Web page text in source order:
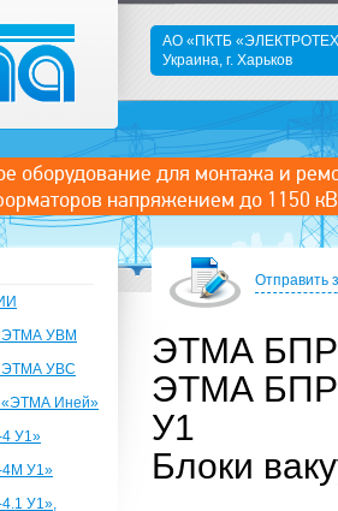
оборудование для монтажа и
напряжением до 1150 кВ
АО «ПКТБ
Украина, г. Харьков
Отправить
ЭТМА
ЭТМА
У1
Блоки
ЭТМА УВМ
ЭТМА УВС
«ЭТМА Иней»
У1»
У1»
У1»,